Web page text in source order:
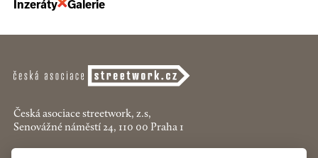
Inzeráty
Galerie
Česká asociace streetwork, z.s,
Senovážné náměstí 24, 110 00 Praha 1